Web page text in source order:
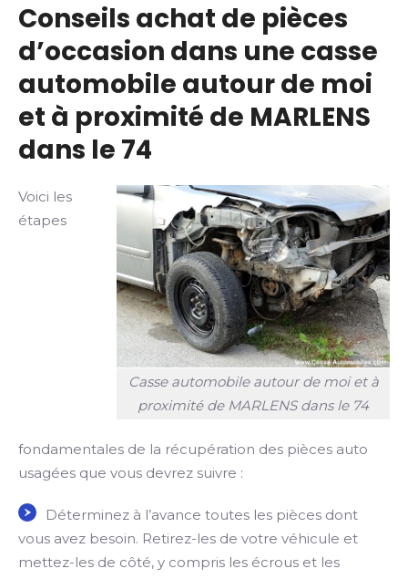
Conseils achat de pièces
d’occasion dans une casse
automobile autour de moi
et à proximité de MARLENS
dans le 74
Casse automobile autour de moi et à
proximité de MARLENS dans le 74
Voici les
étapes
fondamentales de la récupération des pièces auto
usagées que vous devrez suivre :
Déterminez à l’avance toutes les pièces dont
vous avez besoin. Retirez-les de votre véhicule et
mettez-les de côté, y compris les écrous et les